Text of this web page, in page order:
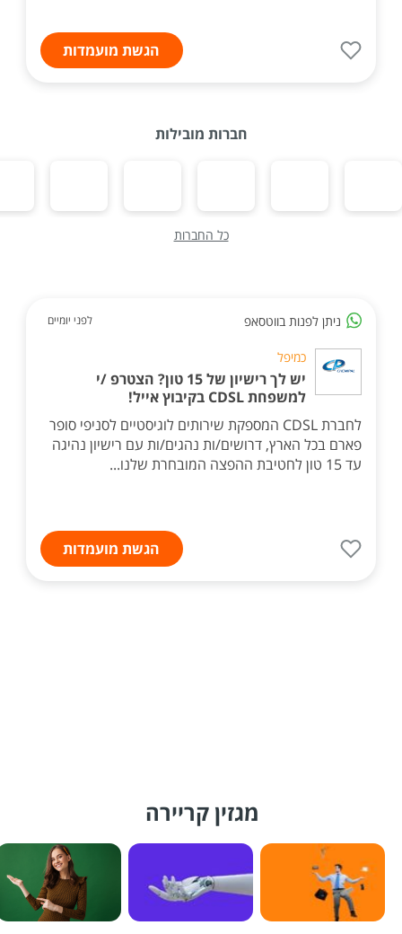
הגשת מועמדות
חברות מובילות
כל החברות
ניתן לפנות בווטסאפ לפני יומיים
כמיפל
יש לך רישיון של 15 טון? הצטרפ /י
למשפחת CDSL בקיבוץ אייל!
לחברת CDSL המספקת שירותים לוגיסטיים לסניפי סופר
פארם בכל הארץ, דרושים/ות נהגים/ות עם רישיון נהיגה
עד 15 טון לחטיבת ההפצה המובחרת שלנו...
הגשת מועמדות
מגזין קריירה